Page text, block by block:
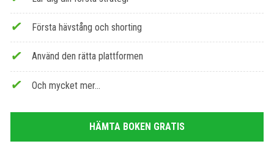
Första hävstång och shorting
Använd den rätta plattformen
Och mycket mer...
HÄMTA BOKEN GRATIS